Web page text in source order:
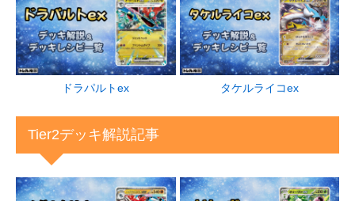
ドラパルトex タケルライコex
Tier2デッキ解説記事